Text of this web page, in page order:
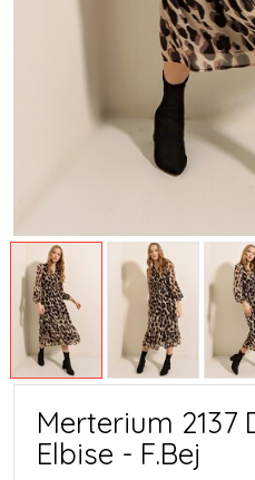
Merterium 2137
Elbise - F.Bej